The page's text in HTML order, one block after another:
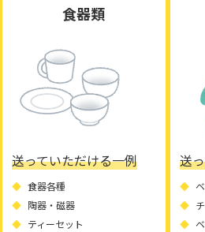
食器類
送っていただける一例
食器各種
陶器・磁器
ティーセット
送